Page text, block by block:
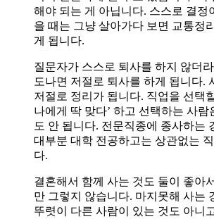
해야 되는 게 아닙니다. 스스로 결정
을 때는 그냥 살아가다 보면 교통정
게 됩니다.
질문자가 스스로 퇴사를 하지 않더
도나면 저절로 퇴사를 하게 됩니다.
저절로 정리가 됩니다. 직업을 선택
나에게 딱 맞다’ 하고 선택하는 사람
도 안 됩니다. 전문직종에 종사하는
대부분 대학 전공하고는 상관없는
다.
결혼해서 함께 사는 것도 둘이 좋아
만 그렇지 않습니다. 마지못해 사는
뚜렷이 다른 사람이 있는 것도 아니